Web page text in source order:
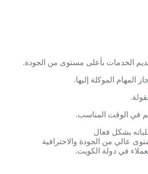
الموكلة إليها.
في الوقت المناسب.
في دولة الكويت.